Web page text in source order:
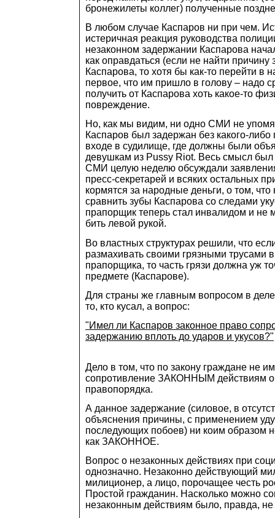
бронежилеты коллег) полученные
В любом случае Каспаров ни при чем.
истеричная реакция руководства
незаконном задержании Каспарова
как оправдаться (если не найти причину
Каспарова, то хотя бы как-то перейти в
первое, что им пришло в голову – надо
получить от Каспарова хоть какое-то
повреждение.
Но, как мы видим, ни одно СМИ не
Каспаров был задержан без какого-
входе в судилище, где должны были
девушкам из Pussy Riot. Весь смысл был
СМИ целую неделю обсуждали
пресс-секретарей и всяких остальных
кормятся за народные деньги, о том, что
сравнить зубы Каспарова со следами
прапорщик теперь стал инвалидом и не
бить левой рукой.
Во властных структурах решили, что
размахивать своими грязными трусами
прапорщика, то часть грязи должна уж
предмете (Каспарове).
Для страны же главным вопросом в деле
то, кто кусал, а вопрос:
"Имел ли Каспаров законное право
задержанию вплоть до ударов и укусов?"
Дело в том, что по закону граждане не
сопротивление ЗАКОННЫМ действиям
правопорядка.
А данное задержание (силовое, в
объяснения причины, с применением
последующих побоев) ни коим образом
как ЗАКОННОЕ.
Вопрос о незаконных действиях при
однозначно. Незаконно действующий
милиционер, а лицо, порочащее честь
Простой гражданин. Насколько можно
незаконным действиям было, правда, не